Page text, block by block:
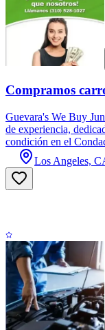
Compramos
Guevara's We Buy
de experiencia,
condición en el
Los Angeles,